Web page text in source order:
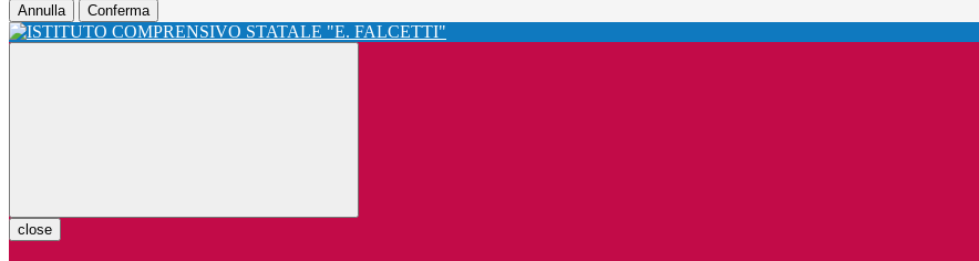
Annulla Conferma
close